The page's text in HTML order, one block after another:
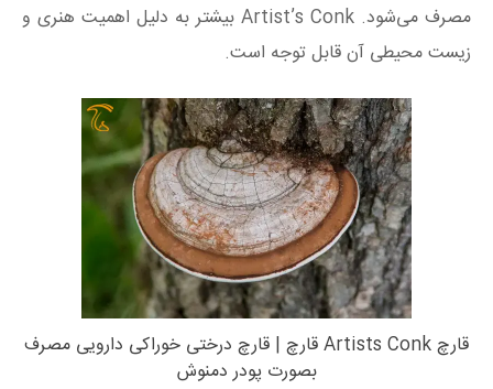
مصرف می‌شود. Artist’s Conk بیشتر به دلیل اهمیت هنری و
زیست محیطی آن قابل توجه است.
قارچ Artists Conk قارچ | قارچ درختی خوراکی دارویی مصرف
بصورت پودر دمنوش